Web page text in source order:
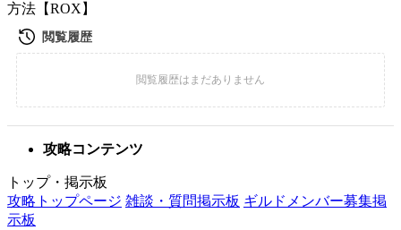
方法【ROX】
攻略コンテンツ
トップ・掲示板
攻略トップページ 雑談・質問掲示板 ギルドメンバー募集掲
示板